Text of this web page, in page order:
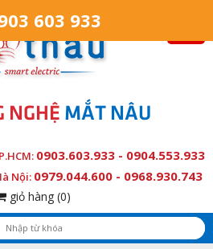
NGHỆ MẮT NÂU
0903.603.933 - 0904.553.933
Nội: 0979.044.600 - 0968.930.743
giỏ hàng (0)
603 933